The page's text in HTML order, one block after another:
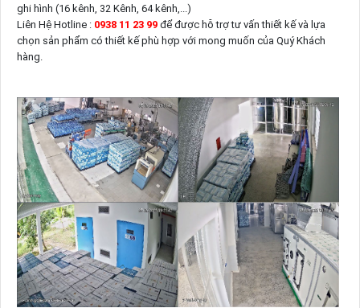
ghi hình (16 kênh, 32 Kênh, 64 kênh,...)
Liên Hệ Hotline : 0938 11 23 99để được hỗ trợ tư vấn thiết kế và lựa
chọn sản phẩm có thiết kế phù hợp với mong muốn của Quý Khách
hàng.